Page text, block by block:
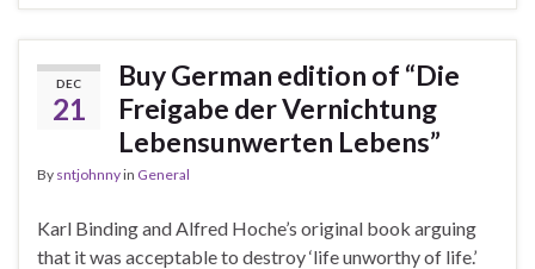
DEC
21
Buy German edition of “Die
Freigabe der Vernichtung
Lebensunwerten Lebens”
By sntjohnnyin General
Karl Binding and Alfred Hoche’s original book arguing
that it was acceptable to destroy ‘life unworthy of life.’